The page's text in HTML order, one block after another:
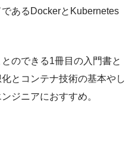
あるDockerとKubernetes
のできる1冊目の入門書と
とコンテナ技術の基本やし
ジニアにおすすめ。